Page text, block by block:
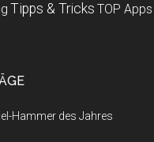
Tipps & Tricks TOP Apps
Hammer des Jahres